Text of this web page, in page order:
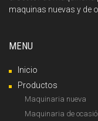
maquinas nuevas y de
MENU
Inicio
Productos
Maquinaria nueva
Maquinaria de